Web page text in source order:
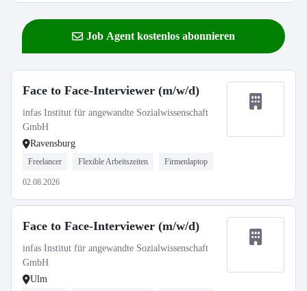
Job Agent kostenlos abonnieren
Face to Face-Interviewer (m/w/d)
infas Institut für angewandte Sozialwissenschaft
GmbH
Ravensburg
Freelancer Flexible Arbeitszeiten Firmenlaptop
02.08.2026
Face to Face-Interviewer (m/w/d)
infas Institut für angewandte Sozialwissenschaft
GmbH
Ulm